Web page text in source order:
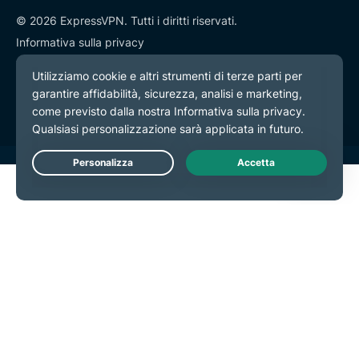
© 2026 ExpressVPN. Tutti i diritti riservati.
Informativa sulla privacy
Termini di servizio
Preferenze cookie
Live Chat